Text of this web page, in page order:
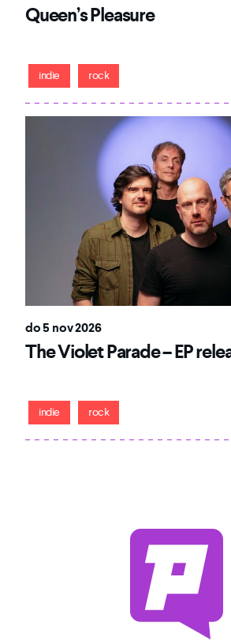
Queen’s Pleasure
indie rock
do 5 nov 2026
The Violet Parade – EP
indie rock